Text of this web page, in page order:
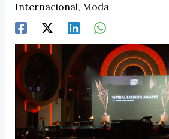
Internacional, Moda